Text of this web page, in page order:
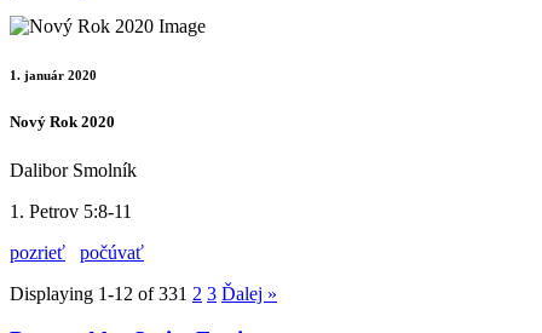
1. január 2020
Nový Rok 2020
Dalibor Smolník
1. Petrov 5:8-11
pozrieť
počúvať
Displaying 1-12 of 331 2 3 Ďalej »